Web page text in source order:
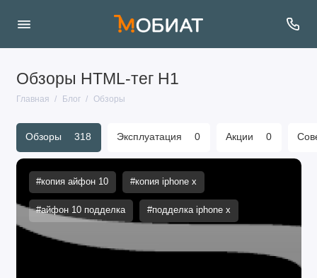
Обзоры HTML-тег H1
Главная Блог Обзоры
Обзоры 318 Эксплуатация 0 Акции 0
#копия айфон 10 #копия iphone x
#айфон 10 подделка #подделка iphone x